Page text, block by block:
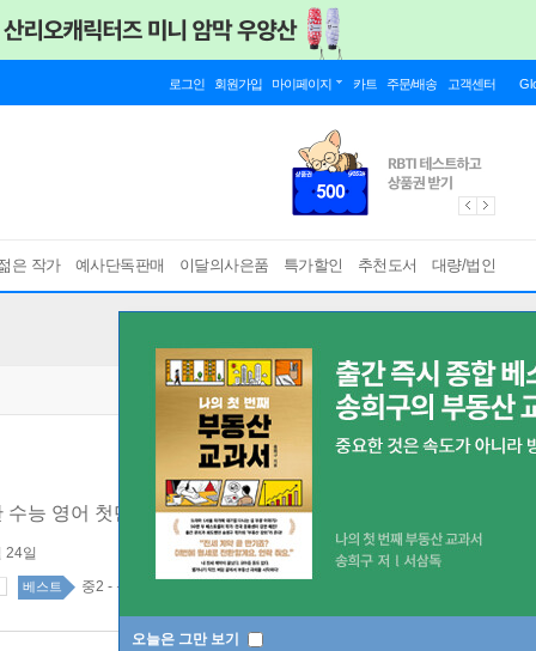
로그인 회원가입 마이페이지 카트 주문/배송 고객센터
은 작가 예사단독판매 이달의사은품 특가할인 추천도서 대량/법인
오늘은 그만 보기
능 영어 첫단추
24일
베스트 중2 - 문제집 69위